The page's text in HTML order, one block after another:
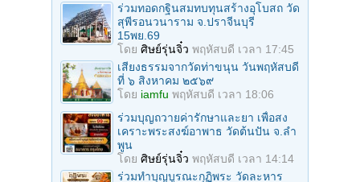
ร่วมทอดกฐินสมทบทุนสร้างอุโบสถ วัด
สุพีรอนวนาราม จ.ปราจีนบุรี
15พย.69
โดย ศิษย์รุ่นจิ๋ว พฤหัสบดี เวลา 17:45
เสียงธรรมจากวัดท่าขนุน วันพฤหัสบดี
ที่ ๖ สิงหาคม ๒๕๖๙
โดย iamfu พฤหัสบดี เวลา 18:06
ร่วมบุญถวายค่ารักษาและยา เพื่อสง
เคราะพระสงฆ์อาพาธ วัดต้นปัน จ.ลํา
พูน
โดย ศิษย์รุ่นจิ๋ว พฤหัสบดี เวลา 14:14
ร่วมทําบุญบูรณะกุฏิพระ วัดละหาร